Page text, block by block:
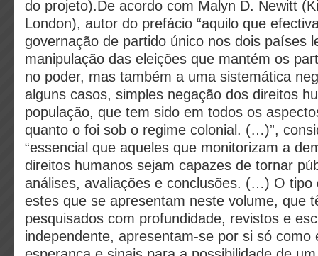
do projeto).De acordo com Malyn D. Newitt
London), autor do prefácio “aquilo que
governação de partido único nos dois países
manipulação das eleições que mantém os
no poder, mas também a uma sistemática
alguns casos, simples negação dos direitos
população, que tem sido em todos os
quanto o foi sob o regime colonial. (…)”,
“essencial que aqueles que monitorizam a
direitos humanos sejam capazes de tornar
análises, avaliações e conclusões. (…) O tipo
estes que se apresentam neste volume, que
pesquisados com profundidade, revistos e
independente, apresentam-se por si só como